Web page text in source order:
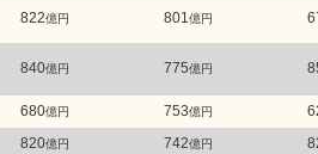
822億円 801億円
840億円 775億円
680億円 753億円
820億円 742億円